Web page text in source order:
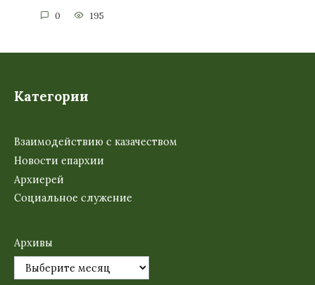
0 195
Категории
Взаимодействию с казачеством
Новости епархии
Архиерей
Социальное служение
Архивы